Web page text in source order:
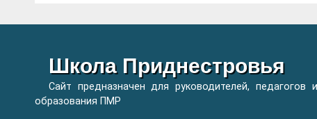
образования ПМР на
Школа Приднестровья
Сайт предназначен для руководителей, педагогов
образования ПМР